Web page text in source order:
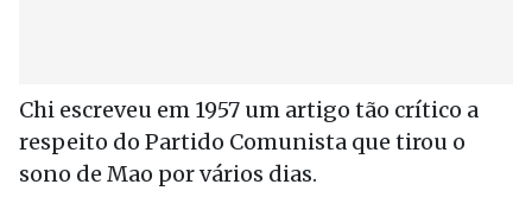
Chi escreveu em 1957 um artigo tão crítico a
respeito do Partido Comunista que tirou o
sono de Mao por vários dias.